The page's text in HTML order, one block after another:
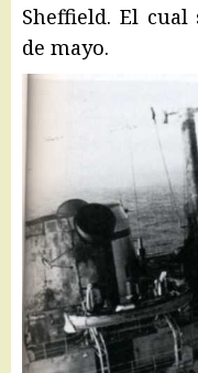
Sheffield. El
de mayo.